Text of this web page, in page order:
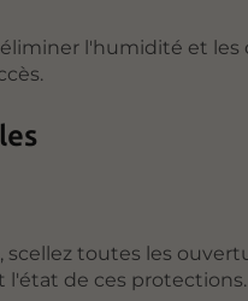
l'humidité et les
toutes les
de ces protections.